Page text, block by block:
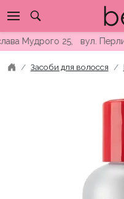
to
content 25, вул. Перлинна
Засоби для волосся